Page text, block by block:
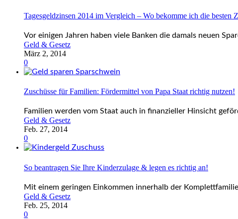
Tagesgeldzinsen 2014 im Vergleich – Wo bekomme ich die besten
Vor einigen Jahren haben viele Banken die damals neuen
Geld & Gesetz
März 2, 2014
0
Zuschüsse für Familien: Fördermittel von Papa Staat richtig nutzen!
Familien werden vom Staat auch in finanzieller Hinsicht
Geld & Gesetz
Feb. 27, 2014
0
So beantragen Sie Ihre Kinderzulage & legen es richtig an!
Mit einem geringen Einkommen innerhalb der
Geld & Gesetz
Feb. 25, 2014
0